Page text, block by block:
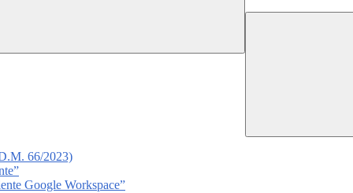
66/2023)
Google Workspace”